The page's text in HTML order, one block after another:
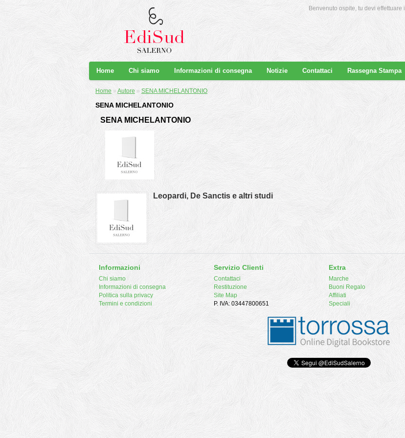
Benvenuto ospite, tu devi effettuare il
Home Chi siamo Informazioni di consegna Notizie Contattaci Rassegna Stampa
Home » Autore » SENA MICHELANTONIO
SENA MICHELANTONIO
SENA MICHELANTONIO
Leopardi, De Sanctis e altri studi
Informazioni
Chi siamo
Informazioni di consegna
Politica sulla privacy
Termini e condizioni
Servizio Clienti
Contattaci
Restituzione
Site Map
P. IVA: 03447800651
Extra
Marche
Buoni Regalo
Affiliati
Speciali